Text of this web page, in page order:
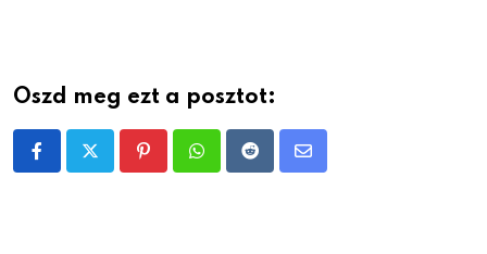
Oszd meg ezt a posztot:
PinterestWhatsappRedditShare